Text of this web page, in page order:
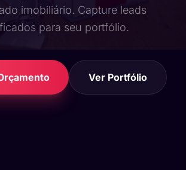
imobiliário. Capture leads
para seu portfólio.
Ver Portfólio